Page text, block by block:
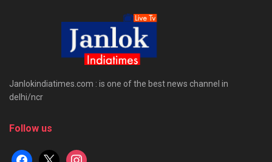
Janlokindiatimes.com : is one of the best news channel in
delhi/ncr
Follow us
facebook
x instagram